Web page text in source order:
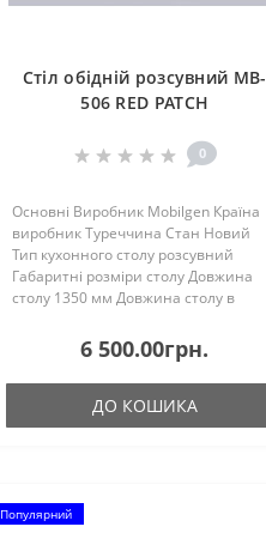
Стіл обідній розсувний MB-
506 RED PATCH
0
Основні Виробник Mobilgen Країна
виробник Туреччина Стан Новий
Тип кухонного столу розсувний
Габаритні розміри столу Довжина
столу 1350 мм Довжина столу в
1600 мм Довжина столу в
зрушеному (складеному) стані 1350
мм Ш..
6 500.00грн.
ДО КОШИКА
Популярний